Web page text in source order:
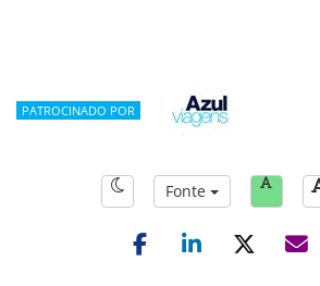
PATROCINADO POR
Fonte